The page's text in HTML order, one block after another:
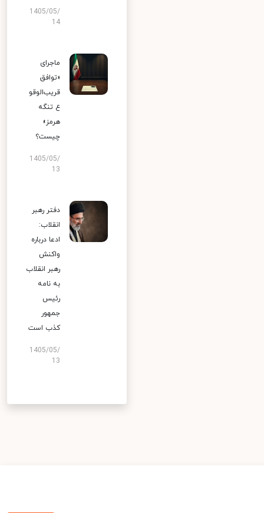
1405/05/
14
ماجرای
«توافق
قریب‌الوقو
ع تنگه
هرمز»
چیست؟
1405/05/
13
دفتر رهبر
انقلاب:
ادعا درباره
واکنش
رهبر انقلاب
به نامه
رئیس
جمهور
کذب است
1405/05/
13